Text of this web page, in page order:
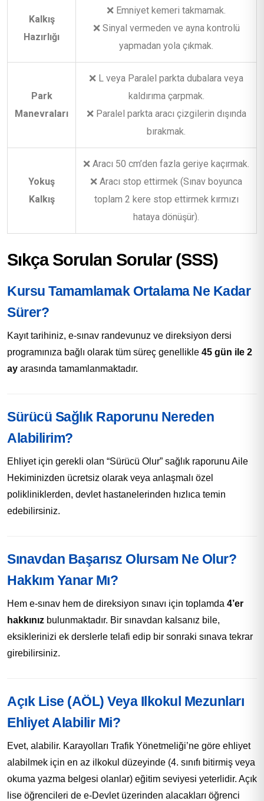
Kalkış
Hazırlığı
❌ Emniyet kemeri takmamak.
❌ Sinyal vermeden ve ayna kontrolü
yapmadan yola çıkmak.
Park
Manevraları
❌ L veya Paralel parkta dubalara veya
kaldırıma çarpmak.
❌ Paralel parkta aracı çizgilerin dışında
bırakmak.
Yokuş
Kalkış
❌ Aracı 50 cm’den fazla geriye kaçırmak.
❌ Aracı stop ettirmek (Sınav boyunca
toplam 2 kere stop ettirmek kırmızı
hataya dönüşür).
Sıkça Sorulan Sorular (SSS)
Kursu Tamamlamak Ortalama Ne Kadar
Sürer?
Kayıt tarihiniz, e-sınav randevunuz ve direksiyon dersi
programınıza bağlı olarak tüm süreç genellikle 45 gün ile 2
ay arasında tamamlanmaktadır.
Sürücü Sağlık Raporunu Nereden
Alabilirim?
Ehliyet için gerekli olan “Sürücü Olur” sağlık raporunu Aile
Hekiminizden ücretsiz olarak veya anlaşmalı özel
polikliniklerden, devlet hastanelerinden hızlıca temin
edebilirsiniz.
Sınavdan Başarısz Olursam Ne Olur?
Hakkım Yanar Mı?
Hem e-sınav hem de direksiyon sınavı için toplamda 4’er
hakkınız bulunmaktadır. Bir sınavdan kalsanız bile,
eksiklerinizi ek derslerle telafi edip bir sonraki sınava tekrar
girebilirsiniz.
Açık Lise (AÖL) Veya Ilkokul Mezunları
Ehliyet Alabilir Mi?
Evet, alabilir. Karayolları Trafik Yönetmeliği’ne göre ehliyet
alabilmek için en az ilkokul düzeyinde (4. sınıfı bitirmiş veya
okuma yazma belgesi olanlar) eğitim seviyesi yeterlidir. Açık
lise öğrencileri de e-Devlet üzerinden alacakları öğrenci